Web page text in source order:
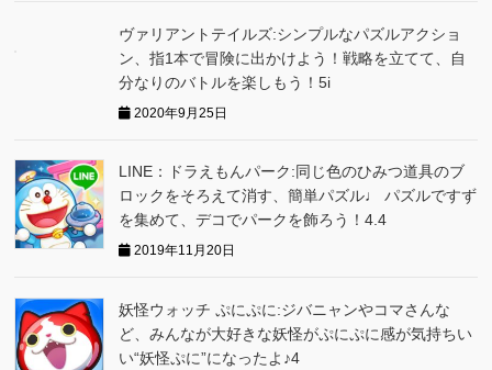
ヴァリアントテイルズ:シンプルなパズルアクショ
ン、指1本で冒険に出かけよう！戦略を立てて、自
分なりのバトルを楽しもう！5i
2020年9月25日
LINE：ドラえもんパーク:同じ色のひみつ道具のブ
ロックをそろえて消す、簡単パズル♩ パズルですず
を集めて、デコでパークを飾ろう！4.4
2019年11月20日
妖怪ウォッチ ぷにぷに:ジバニャンやコマさんな
ど、みんなが大好きな妖怪がぷにぷに感が気持ちい
い“妖怪ぷに”になったよ♪4